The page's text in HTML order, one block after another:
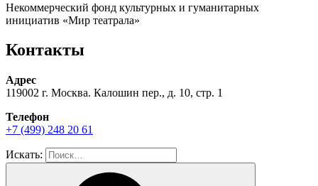
Некоммерческий фонд культурных и гуманитарных
инициатив «Мир театрала»
Контакты
Адрес
119002 г. Москва. Калошин пер., д. 10, стр. 1
Телефон
+7 (499) 248 20 61
Искать: